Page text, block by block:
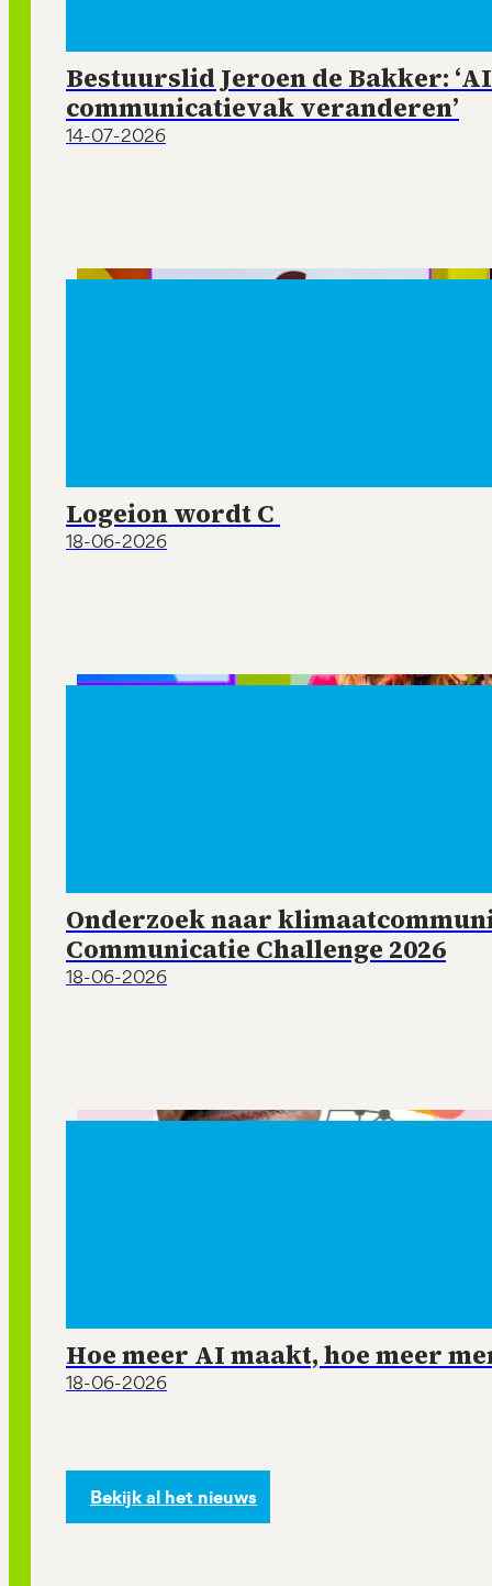
Bestuurslid Jeroen de Bakker:
communicatievak veranderen’
14-07-2026
Logeion wordt C
18-06-2026
Onderzoek naar
Communicatie Challenge 2026
18-06-2026
Hoe meer AI maakt, hoe meer
18-06-2026
Bekijk al het nieuws